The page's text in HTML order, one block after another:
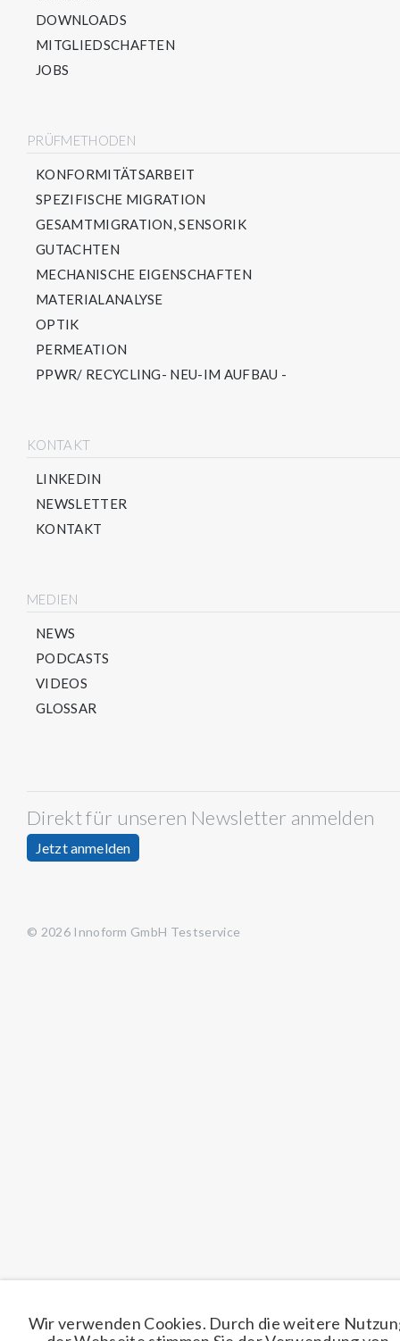
DOWNLOADS
MITGLIEDSCHAFTEN
JOBS
PRÜFMETHODEN
KONFORMITÄTSARBEIT
SPEZIFISCHE MIGRATION
GESAMTMIGRATION, SENSORIK
GUTACHTEN
MECHANISCHE EIGENSCHAFTEN
MATERIALANALYSE
OPTIK
PERMEATION
PPWR/ RECYCLING- NEU-IM AUFBAU -
KONTAKT
LINKEDIN
NEWSLETTER
KONTAKT
MEDIEN
NEWS
PODCASTS
VIDEOS
GLOSSAR
Direkt für unseren Newsletter anmelden
Jetzt anmelden
© 2026 Innoform GmbH Testservice
Wir verwenden Cookies. Durch die weitere